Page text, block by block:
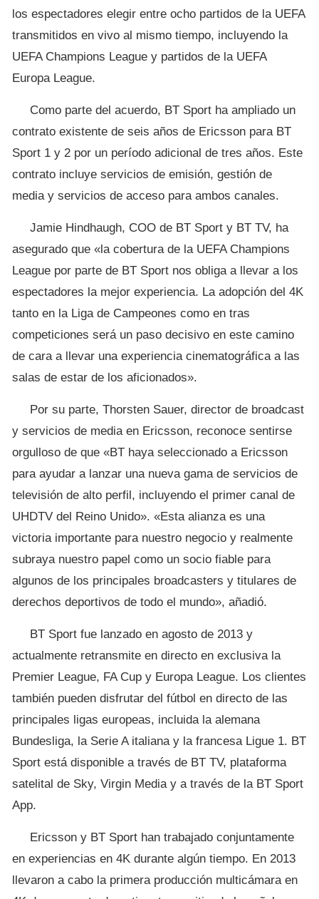
los espectadores elegir entre ocho partidos de la UEFA
transmitidos en vivo al mismo tiempo, incluyendo la
UEFA Champions League y partidos de la UEFA
Europa League.
Como parte del acuerdo, BT Sport ha ampliado un
contrato existente de seis años de Ericsson para BT
Sport 1 y 2 por un período adicional de tres años. Este
contrato incluye servicios de emisión, gestión de
media y servicios de acceso para ambos canales.
Jamie Hindhaugh, COO de BT Sport y BT TV, ha
asegurado que «la cobertura de la UEFA Champions
League por parte de BT Sport nos obliga a llevar a los
espectadores la mejor experiencia. La adopción del 4K
tanto en la Liga de Campeones como en tras
competiciones será un paso decisivo en este camino
de cara a llevar una experiencia cinematográfica a las
salas de estar de los aficionados».
Por su parte, Thorsten Sauer, director de broadcast
y servicios de media en Ericsson, reconoce sentirse
orgulloso de que «BT haya seleccionado a Ericsson
para ayudar a lanzar una nueva gama de servicios de
televisión de alto perfil, incluyendo el primer canal de
UHDTV del Reino Unido». «Esta alianza es una
victoria importante para nuestro negocio y realmente
subraya nuestro papel como un socio fiable para
algunos de los principales broadcasters y titulares de
derechos deportivos de todo el mundo», añadió.
BT Sport fue lanzado en agosto de 2013 y
actualmente retransmite en directo en exclusiva la
Premier League, FA Cup y Europa League. Los clientes
también pueden disfrutar del fútbol en directo de las
principales ligas europeas, incluida la alemana
Bundesliga, la Serie A italiana y la francesa Ligue 1. BT
Sport está disponible a través de BT TV, plataforma
satelital de Sky, Virgin Media y a través de la BT Sport
App.
Ericsson y BT Sport han trabajado conjuntamente
en experiencias en 4K durante algún tiempo. En 2013
llevaron a cabo la primera producción multicámara en